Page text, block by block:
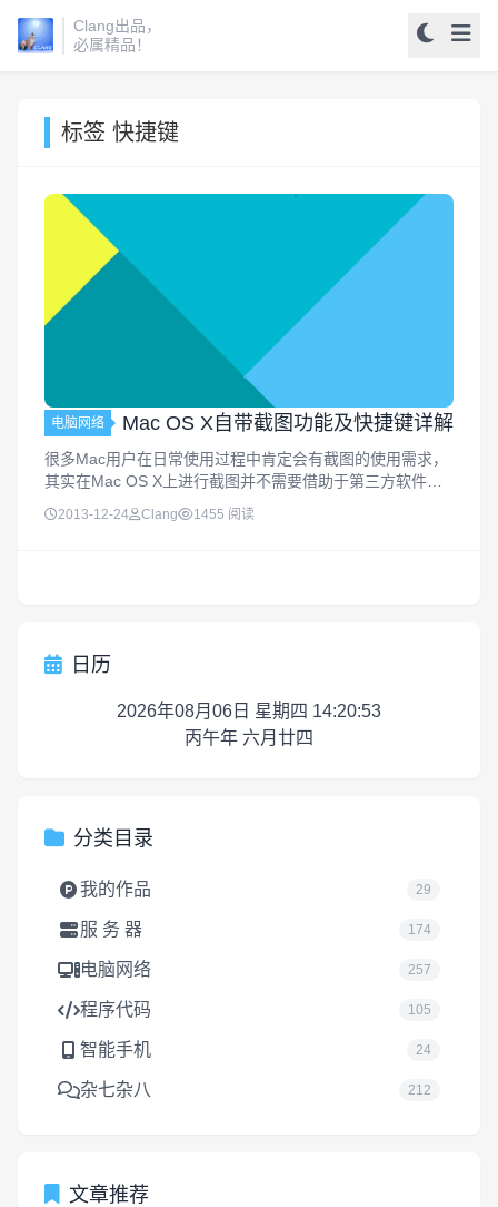
Clang出品，
必属精品！
标签 快捷键
电脑网络 Mac OS X自带截图功能及快捷键详解
很多Mac用户在日常使用过程中肯定会有截图的使用需求，
其实在Mac OS X上进行截图并不需要借助于第三方软件，
直接使用系统自带的截图功能就能满足我们日常大部分的截
图需求了。 1、全屏截图： 快捷键：Command-Shift-3截
2013-12-24 Clang 1455 阅读
日历
2026年08月06日 星期四 14:20:53
丙午年 六月廿四
分类目录
我的作品 29
服 务 器 174
电脑网络 257
程序代码 105
智能手机 24
杂七杂八 212
文章推荐